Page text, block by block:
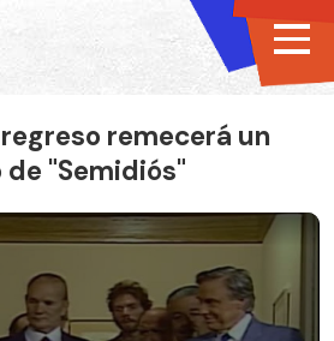
remecerá un
"Semidiós"